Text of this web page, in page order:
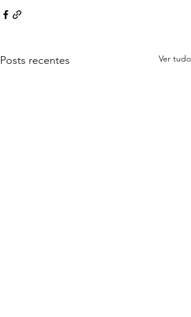
Posts recentes Ver tudo